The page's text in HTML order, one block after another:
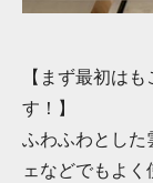
【まず最初は
す！】
ふわふわとした
ェなどでもよく